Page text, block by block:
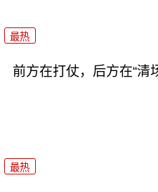
最热
前方在打仗，后方在“清
最热